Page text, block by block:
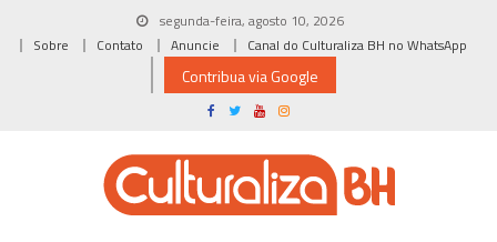
segunda-feira, agosto 10, 2026
Sobre
Contato Anuncie Canal do Culturaliza BH no WhatsApp
Contribua via Google